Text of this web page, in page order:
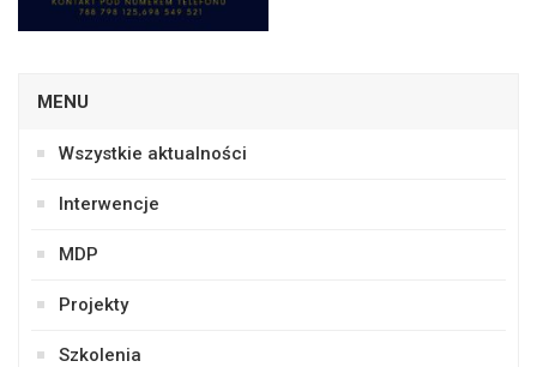
MENU
Wszystkie aktualności
Interwencje
MDP
Projekty
Szkolenia